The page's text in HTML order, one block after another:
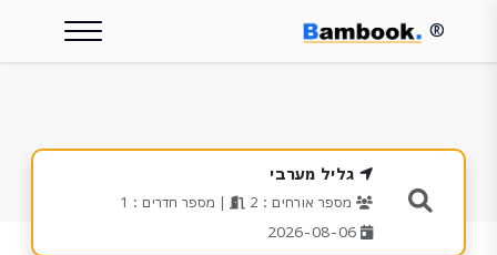
®
גליל מערבי
מספר אורחים : 2 | מספר חדרים : 1